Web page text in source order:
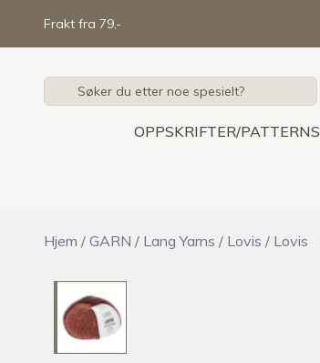
Frakt fra 79,-
OPPSKRIFTER/PATTERNS
Hjem / GARN / Lang Yarns / Lovis / Lovis